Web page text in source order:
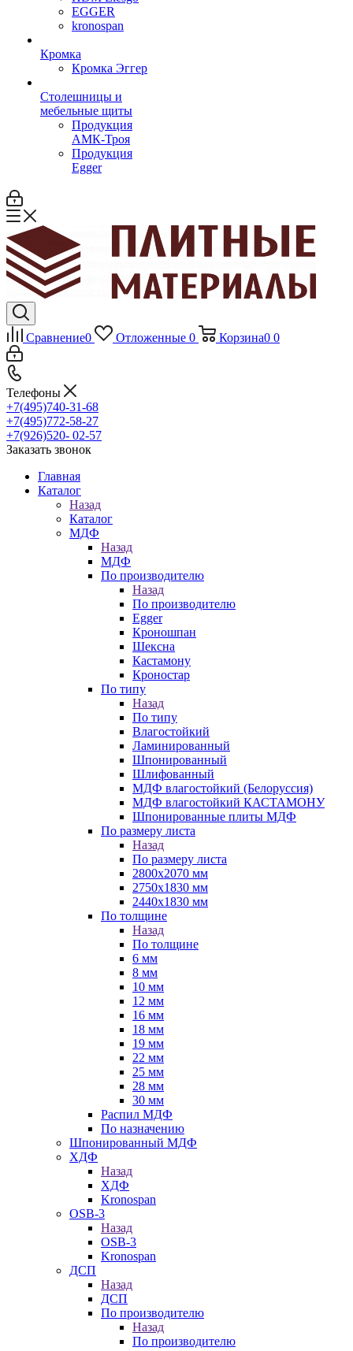
EGGER
kronospan
Кромка
Кромка Эггер
Столешницы и
мебельные щиты
Продукция
АМК-Троя
Продукция
Egger
Сравнение0 Отложенные 0 Корзина0 0
Телефоны
+7(495)740-31-68
+7(495)772-58-27
+7(926)520- 02-57
Заказать звонок
Главная
Каталог
Назад
Каталог
МДФ
Назад
МДФ
По производителю
Назад
По производителю
Egger
Кроношпан
Шексна
Кастамону
Кроностар
По типу
Назад
По типу
Влагостойкий
Ламинированный
Шпонированный
Шлифованный
МДФ влагостойкий (Белоруссия)
МДФ влагостойкий КАСТАМОНУ
Шпонированные плиты МДФ
По размеру листа
Назад
По размеру листа
2800х2070 мм
2750х1830 мм
2440х1830 мм
По толщине
Назад
По толщине
6 мм
8 мм
10 мм
12 мм
16 мм
18 мм
19 мм
22 мм
25 мм
28 мм
30 мм
Распил МДФ
По назначению
Шпонированный МДФ
ХДФ
Назад
ХДФ
Kronospan
OSB-3
Назад
OSB-3
Kronospan
ДСП
Назад
ДСП
По производителю
Назад
По производителю